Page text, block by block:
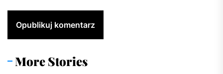
More Stories